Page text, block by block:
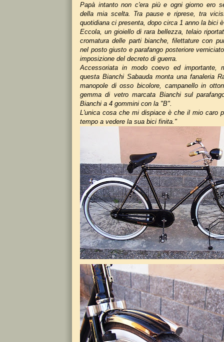
Papà intanto non c'era più e ogni giorno ero
della mia scelta. Tra pause e riprese, tra
quotidiana ci presenta, dopo circa 1 anno la bici
Eccola, un gioiello di rara bellezza, telaio
cromatura delle parti bianche, filettature con
nel posto giusto e parafango posteriore
imposizione del decreto di guerra.
Accessoriata in modo coevo ed importante,
questa Bianchi Sabauda monta una fanaleria
manopole di osso bicolore, campanello in
gemma di vetro marcata Bianchi sul
Bianchi a 4 gommini con la "B".
L'unica cosa che mi dispiace è che il mio caro
tempo a vedere la sua bici finita."